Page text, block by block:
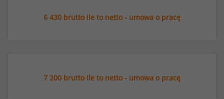
6 430 brutto ile to netto - umowa o pracę
7 200 brutto ile to netto - umowa o pracę